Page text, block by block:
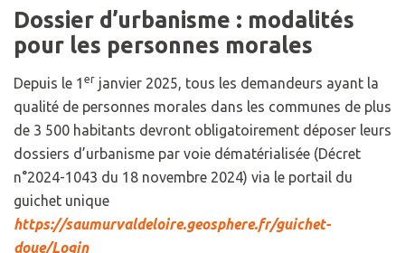
Dossier d’urbanisme : modalités
pour les personnes morales
Depuis le 1 er janvier 2025, tous les demandeurs ayant la
qualité de personnes morales dans les communes de plus
de 3 500 habitants devront obligatoirement déposer leurs
dossiers d’urbanisme par voie dématérialisée (Décret
n°2024-1043 du 18 novembre 2024) via le portail du
guichet unique
https://saumurvaldeloire.geosphere.fr/guichet-
doue/Login